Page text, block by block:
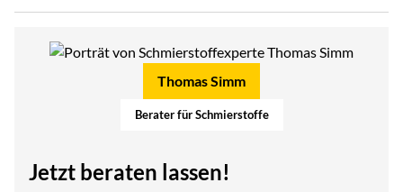
Thomas Simm
Berater für Schmierstoffe
Jetzt beraten lassen!